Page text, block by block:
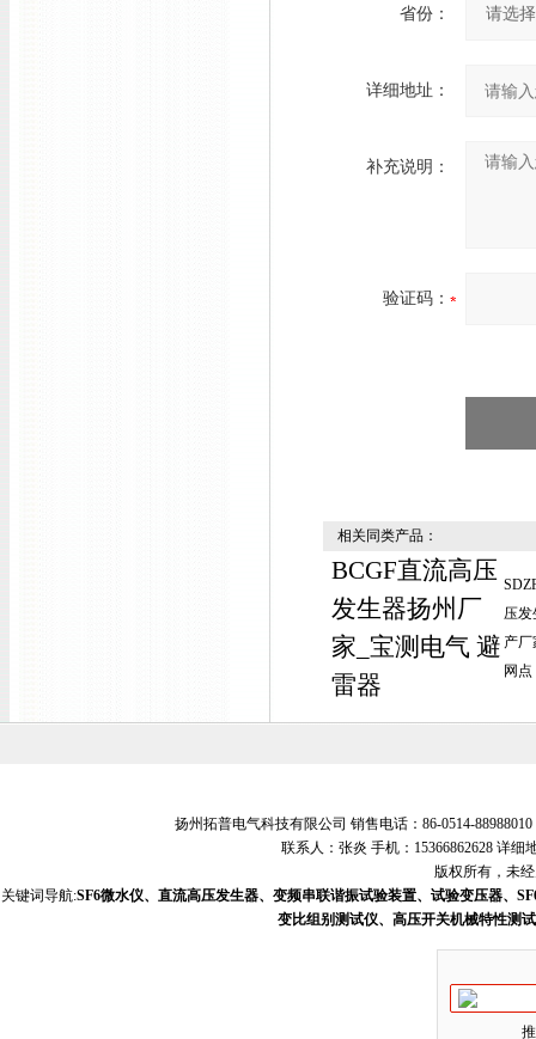
省份：
详细地址：
补充说明：
验证码：
相关同类产品：
BCGF直流高压
发生器扬州厂
家_宝测电气 避
雷器
压发
产厂
网点
扬州拓普电气科技有限公司 销售电话：86-0514-
联系人：张炎 手机：15366862628 详
版权所有，未
关键词导航:SF6微水仪、直流高压发生器、变频串联谐振试验装置、试验变压器、
变比组别测试仪、高压开关机械特性测